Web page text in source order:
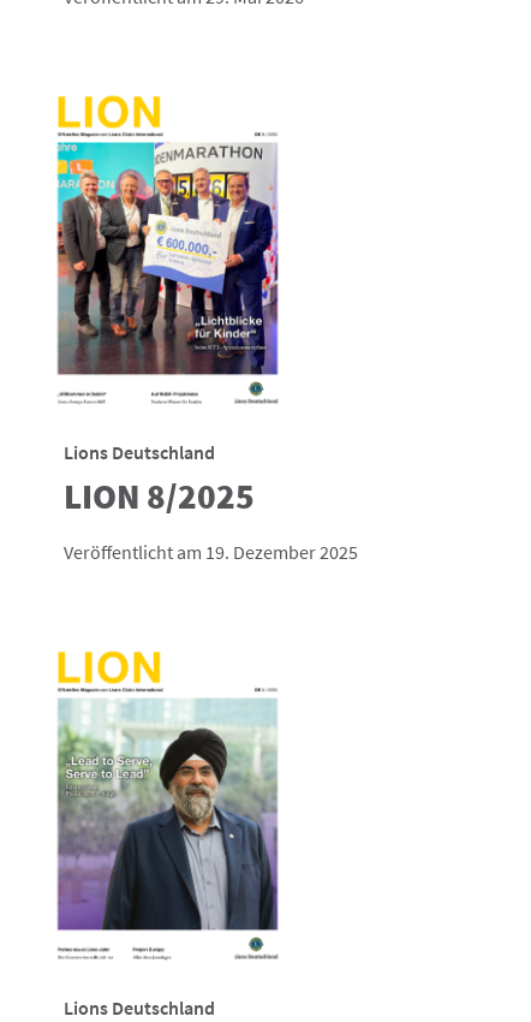
Lions Deutschland
LION 8/2025
Veröffentlicht am 19. Dezember 2025
Lions Deutschland